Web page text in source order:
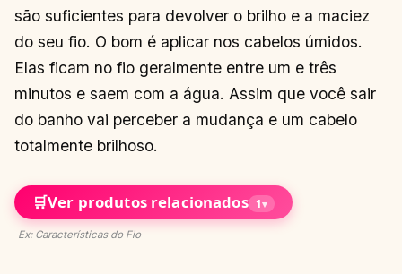
são suficientes para devolver o brilho e a maciez
do seu fio. O bom é aplicar nos cabelos úmidos.
Elas ficam no fio geralmente entre um e três
minutos e saem com a água. Assim que você sair
do banho vai perceber a mudança e um cabelo
totalmente brilhoso.
🛒Ver produtos relacionados 1▾
Ex: Características do Fio